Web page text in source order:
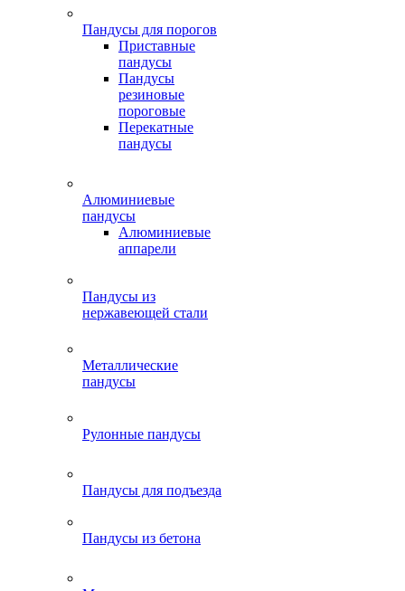
Пандусы для порогов
Приставные
пандусы
Пандусы
резиновые
пороговые
Перекатные
пандусы
Алюминиевые
пандусы
Алюминиевые
аппарели
Пандусы из
нержавеющей стали
Металлические
пандусы
Рулонные пандусы
Пандусы для подъезда
Пандусы из бетона